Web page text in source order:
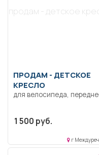
продам - детское
ПРОДАМ - ДЕТСКОЕ
КРЕСЛО
для велосипеда,
1 500 руб.
г